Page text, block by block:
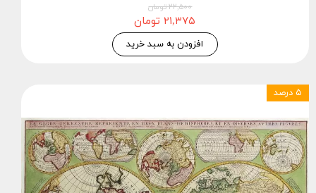
۲۲,۵۰۰ تومان
۲۱,۳۷۵ تومان
افزودن به سبد خرید
۵ درصد